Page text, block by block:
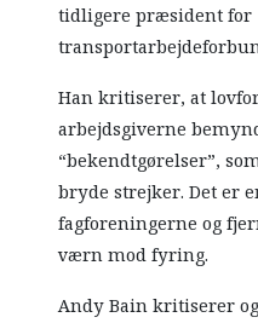
tidligere præsident for
Han kritiserer, at
arbejdsgiverne
“bekendtgørelser”,
bryde strejker. Det er
fagforeningerne og
værn mod fyring.
Andy Bain kritiserer